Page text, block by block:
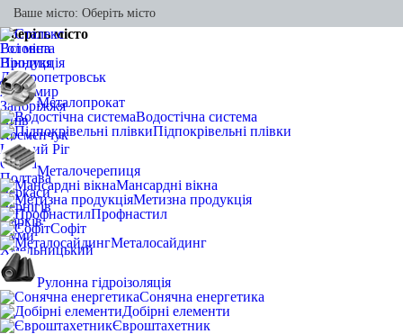
Ваше місто: Оберіть місто
Оберіть місто
Всі міста
Вінниця
Дніпропетровськ
Житомир
Запоріжжя
Київ
Кременчук
Кривий Ріг
Одеса
Полтава
Черкаси
Чернігів
Харків
Суми
Хмельницький
Головна
Продукція
Металопрокат
Водостічна система
Підпокрівельні плівки
Металочерепиця
Мансардні вікна
Метизна продукція
Профнастил
Софіт
Металосайдинг
Рулонна гідроізоляція
Сонячна енергетика
Добірні елементи
Євроштахетник